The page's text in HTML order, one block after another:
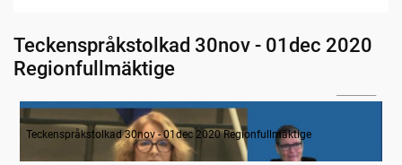
Teckenspråkstolkad 30nov - 01dec 2020
Regionfullmäktige
Inledande formalia
Teckenspråkstolkad 30nov - 01dec 2020 Regionfullmäktige